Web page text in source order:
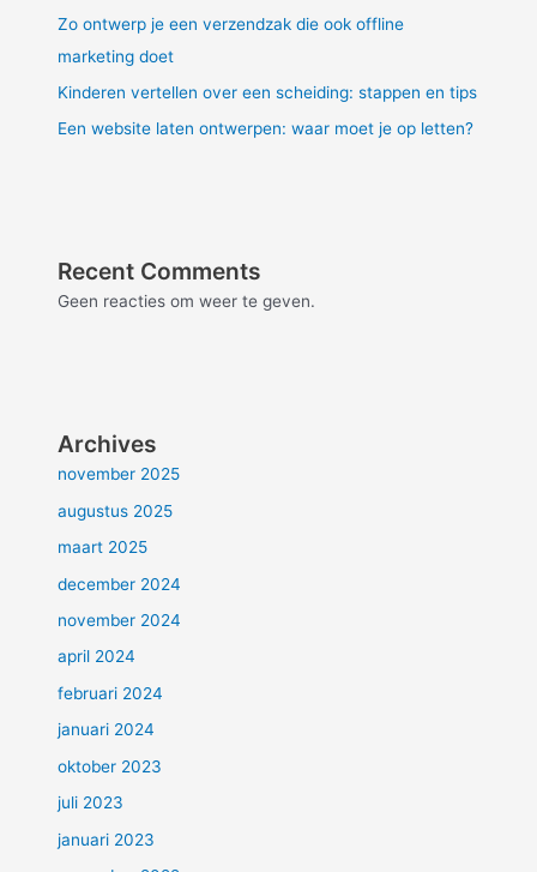
Zo ontwerp je een verzendzak die ook offline
marketing doet
Kinderen vertellen over een scheiding: stappen en tips
Een website laten ontwerpen: waar moet je op letten?
Recent Comments
Geen reacties om weer te geven.
Archives
november 2025
augustus 2025
maart 2025
december 2024
november 2024
april 2024
februari 2024
januari 2024
oktober 2023
juli 2023
januari 2023